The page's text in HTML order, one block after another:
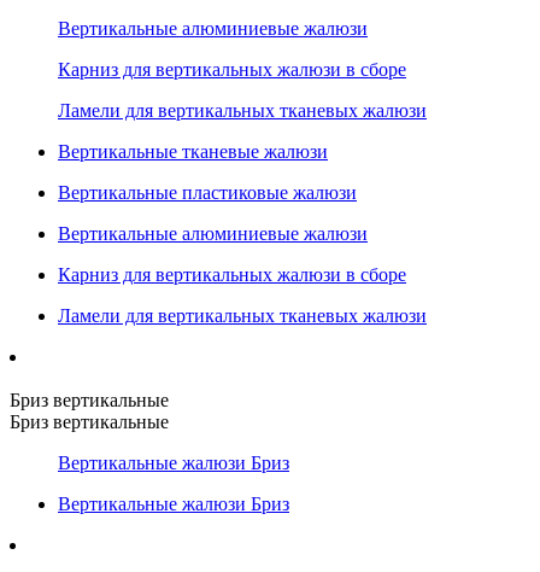
Вертикальные алюминиевые жалюзи
Карниз для вертикальных жалюзи в сборе
Ламели для вертикальных тканевых жалюзи
Вертикальные тканевые жалюзи
Вертикальные пластиковые жалюзи
Вертикальные алюминиевые жалюзи
Карниз для вертикальных жалюзи в сборе
Ламели для вертикальных тканевых жалюзи
Бриз вертикальные
Бриз вертикальные
Вертикальные жалюзи Бриз
Вертикальные жалюзи Бриз